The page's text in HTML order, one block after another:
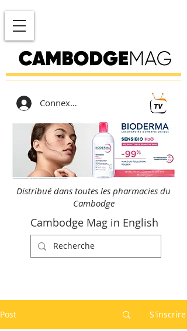
Connexion
Distribué dans toutes les pharmacies du
Cambodge
Cambodge Mag in English
Post S'inscrire